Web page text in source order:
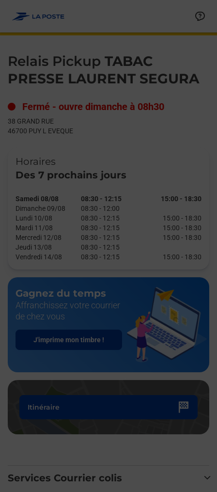
Relais Pickup TABAC
PRESSE LAURENT SEGURA
Fermé - ouvre dimanche à 08h30
38 GRAND RUE
46700 PUY L EVEQUE
Horaires
Des 7 prochains jours
Samedi 08/08 08:30 - 12:15 15:00 - 18:30
Dimanche 09/08
08:30 - 12:00
Lundi 10/08
08:30 - 12:15 15:00 - 18:30
Mardi 11/08
08:30 - 12:15 15:00 - 18:30
Mercredi 12/08
08:30 - 12:15 15:00 - 18:30
Jeudi 13/08
08:30 - 12:15
Vendredi 14/08
08:30 - 12:15 15:00 - 18:30
Gagnez du temps
Affranchissez votre courrier
de chez vous
J'imprime mon timbre !
Itinéraire
Services Courrier colis